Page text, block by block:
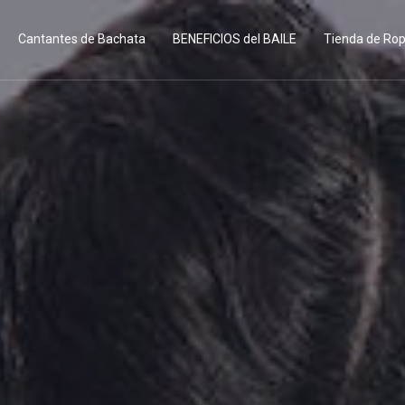
Cantantes de Bachata BENEFICIOS del BAILE Tienda de